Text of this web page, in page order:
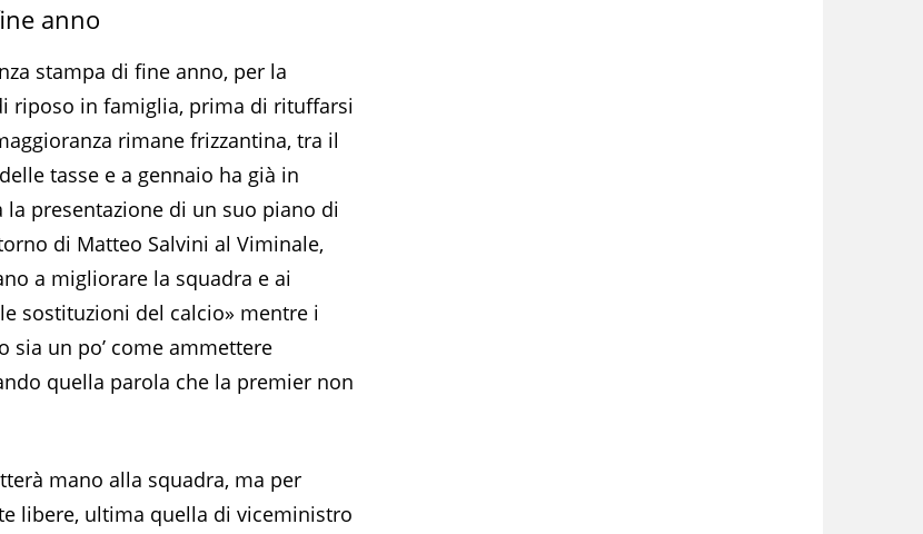
anno
stampa di fine anno, per la
riposo in famiglia, prima di rituffarsi
rimane frizzantina, tra il
tasse e a gennaio ha già in
presentazione di un suo piano di
di Matteo Salvini al Viminale,
a migliorare la squadra e ai
sostituzioni del calcio» mentre i
sia un po’ come ammettere
quella parola che la premier non
mano alla squadra, ma per
libere, ultima quella di viceministro